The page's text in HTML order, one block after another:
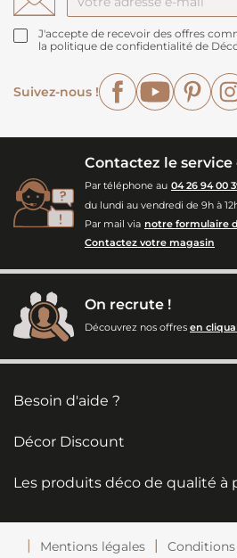
J'accepte de recevoir des offres
la politique de confidentialité de
Suivez-nous !
FacebookYouTube
Contactez le
Par téléphone au 04 26 94 00
du lundi au vendredi de 9h à
Par mail via notre formulaire
Contactez votre magasin
On recrute !
Découvrez nos offres en
Besoin d'aide ?
Décor Discount
Les produits déco de qualité à
Mentions légales